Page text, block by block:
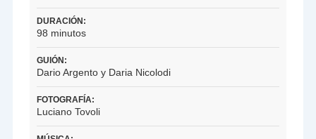
DURACIÓN:
98 minutos
GUIÓN:
Dario Argento y Daria Nicolodi
FOTOGRAFÍA:
Luciano Tovoli